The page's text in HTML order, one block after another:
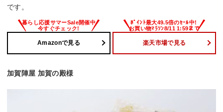
です。
Amazonで見る 楽天市場で見る
加賀陣屋 加賀の殿様